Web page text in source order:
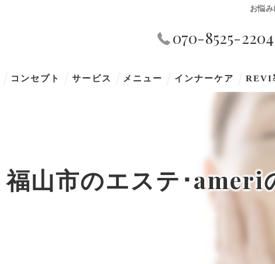
お悩
070-8525-2204
コンセプト サービス メニュー インナーケア REVI
福山市のエステ･ameri